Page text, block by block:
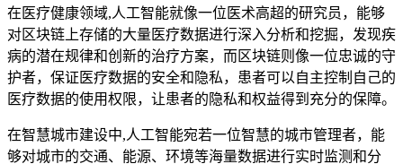
在医疗健康领域,人工智能就像一位医术高超的研究员，能够
对区块链上存储的大量医疗数据进行深入分析和挖掘，发现疾
病的潜在规律和创新的治疗方案，而区块链则像一位忠诚的守
护者，保证医疗数据的安全和隐私，患者可以自主控制自己的
医疗数据的使用权限，让患者的隐私和权益得到充分的保障。
在智慧城市建设中,人工智能宛若一位智慧的城市管理者，能
够对城市的交通、能源、环境等海量数据进行实时监测和分